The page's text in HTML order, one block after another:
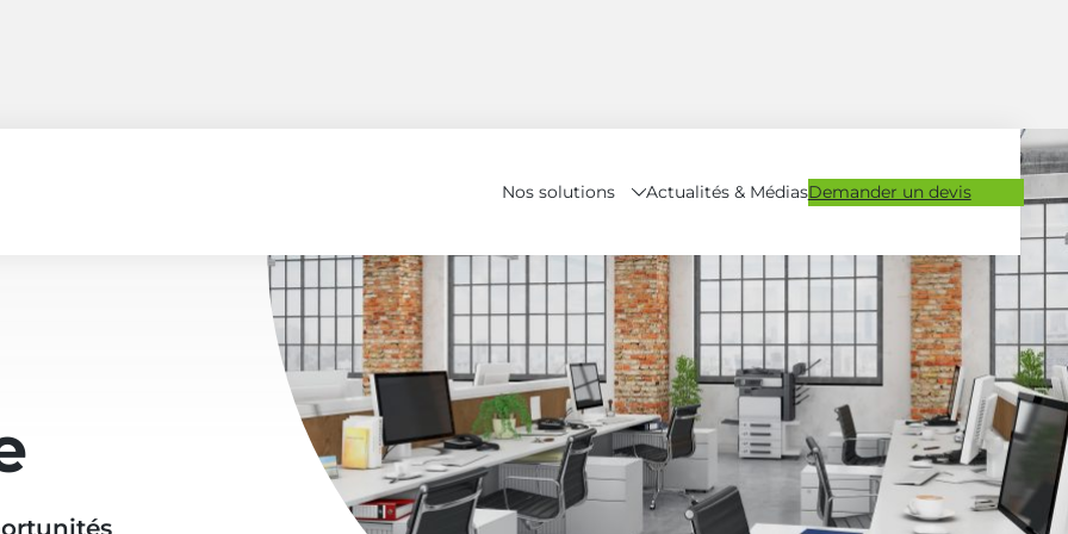
Nos solutions Actualités & MédiasDemander un devis